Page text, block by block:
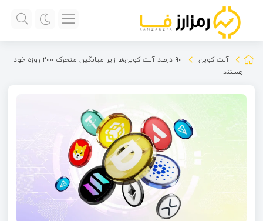
آلت کوین
۹۰ درصد آلت کوین‌ها زیر میانگین متحرک ۲۰۰ روزه خود
هستند